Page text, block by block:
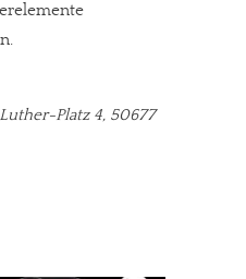
Platz 4, 50677